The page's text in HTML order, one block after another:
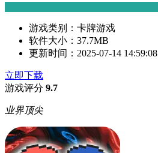
游戏类别： 卡牌游戏
软件大小： 37.7MB
更新时间： 2025-07-14 14:59:08
立即下载
游戏评分 9.7
业界顶尖